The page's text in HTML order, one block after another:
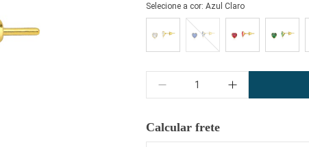
Selecione a cor: Azul Claro
Quantidade
Calcular frete